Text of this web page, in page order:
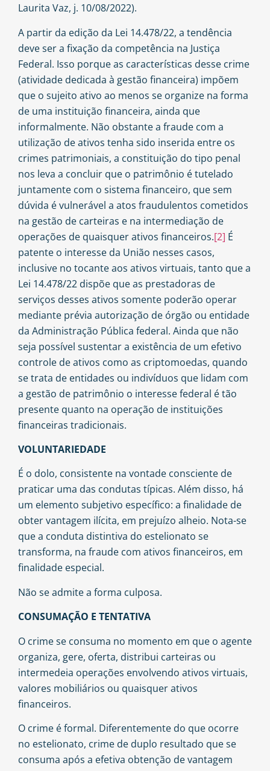
Laurita Vaz, j. 10/08/2022).
A partir da edição da Lei 14.478/22, a tendência
deve ser a fixação da competência na Justiça
Federal. Isso porque as características desse crime
(atividade dedicada à gestão financeira) impõem
que o sujeito ativo ao menos se organize na forma
de uma instituição financeira, ainda que
informalmente. Não obstante a fraude com a
utilização de ativos tenha sido inserida entre os
crimes patrimoniais, a constituição do tipo penal
nos leva a concluir que o patrimônio é tutelado
juntamente com o sistema financeiro, que sem
dúvida é vulnerável a atos fraudulentos cometidos
na gestão de carteiras e na intermediação de
operações de quaisquer ativos financeiros.[2] É
patente o interesse da União nesses casos,
inclusive no tocante aos ativos virtuais, tanto que a
Lei 14.478/22 dispõe que as prestadoras de
serviços desses ativos somente poderão operar
mediante prévia autorização de órgão ou entidade
da Administração Pública federal. Ainda que não
seja possível sustentar a existência de um efetivo
controle de ativos como as criptomoedas, quando
se trata de entidades ou indivíduos que lidam com
a gestão de patrimônio o interesse federal é tão
presente quanto na operação de instituições
financeiras tradicionais.
VOLUNTARIEDADE
É o dolo, consistente na vontade consciente de
praticar uma das condutas típicas. Além disso, há
um elemento subjetivo específico: a finalidade de
obter vantagem ilícita, em prejuízo alheio. Nota-se
que a conduta distintiva do estelionato se
transforma, na fraude com ativos financeiros, em
finalidade especial.
Não se admite a forma culposa.
CONSUMAÇÃO E TENTATIVA
O crime se consuma no momento em que o agente
organiza, gere, oferta, distribui carteiras ou
intermedeia operações envolvendo ativos virtuais,
valores mobiliários ou quaisquer ativos
financeiros.
O crime é formal. Diferentemente do que ocorre
no estelionato, crime de duplo resultado que se
consuma após a efetiva obtenção de vantagem